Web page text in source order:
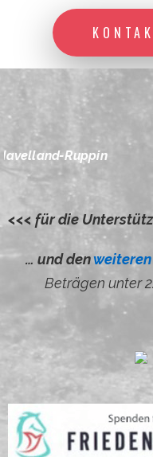
Kautz,
<<< für die
… und den
Beträgen unter